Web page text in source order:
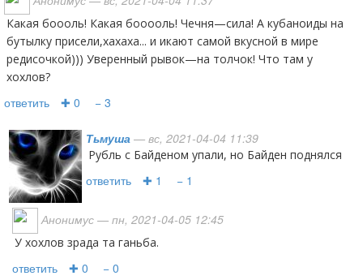
Какая боооль! Какая бооооль! Чечня—сила! А кубаноиды на
бутылку присели,хахаха... и икают самой вкусной в мире
редисочкой))) Уверенный рывок—на толчок! Что там у
хохлов?
ответить ✚ 0 − 3
Тьмуша — вс, 2021-04-04 11:39
Рубль с Байденом упали, но Байден поднялся
ответить ✚ 1 − 1
Анонимус — пн, 2021-04-05 12:45
У хохлов зрада та ганьба.
ответить ✚ 0 − 0